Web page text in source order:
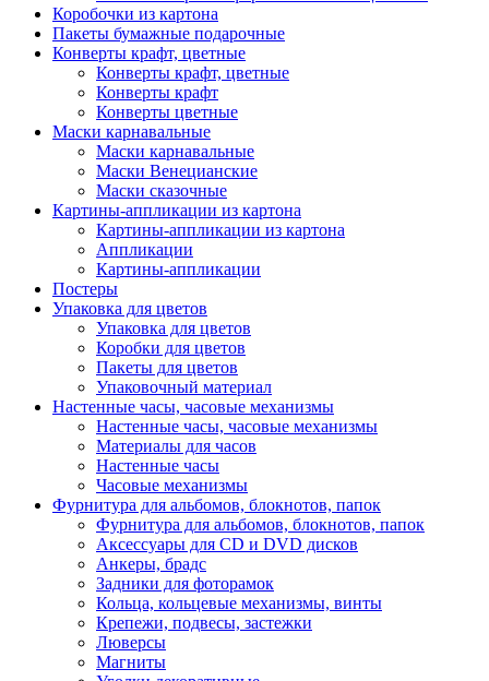
Коробочки из картона
Пакеты бумажные подарочные
Конверты крафт, цветные
Конверты крафт, цветные
Конверты крафт
Конверты цветные
Маски карнавальные
Маски карнавальные
Маски Венецианские
Маски сказочные
Картины-аппликации из картона
Картины-аппликации из картона
Аппликации
Картины-аппликации
Постеры
Упаковка для цветов
Упаковка для цветов
Коробки для цветов
Пакеты для цветов
Упаковочный материал
Настенные часы, часовые механизмы
Настенные часы, часовые механизмы
Материалы для часов
Настенные часы
Часовые механизмы
Фурнитура для альбомов, блокнотов, папок
Фурнитура для альбомов, блокнотов, папок
Аксессуары для CD и DVD дисков
Анкеры, брадс
Задники для фоторамок
Кольца, кольцевые механизмы, винты
Крепежи, подвесы, застежки
Люверсы
Магниты